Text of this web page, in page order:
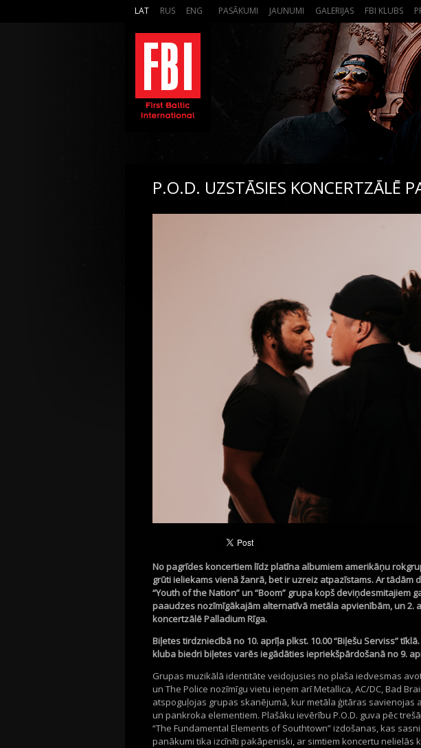
LAT RUS ENG PASĀKUMI JAUNUMI GALERIJAS FBI KLUBS
P.O.D. UZSTĀSIES KONCERTZĀLĒ
No pagrīdes koncertiem līdz platīna albumiem amerikāņu
grūti ieliekams vienā žanrā, bet ir uzreiz atpazīstams. Ar tādām
“Youth oftheNation” un “Boom” grupa kopš deviņdesmitajiem
paaudzes nozīmīgākajām alternatīvā metāla apvienībām, un 2.
koncertzālēPalladiumRīga.
Biļetes tirdzniecībā no 10. aprīļaplkst. 10.00 “Biļešu Serviss” tīklā.
kluba biedri biļetes varēs iegādātiesiepriekšpārdošanāno 9.
Grupas muzikālā identitāte veidojusies no plaša iedvesmas
un The Police nozīmīgu vietu ieņem arī Metallica, AC/DC, Bad
atspoguļojas grupas skanējumā, kur metāla ģitāras savienojas
un pankroka elementiem. Plašāku ievērību P.O.D. guva pēc
“The Fundamental Elements of Southtown” izdošanas, kas
panākumi tika izcīnīti pakāpeniski, ar simtiem koncertu nelielās